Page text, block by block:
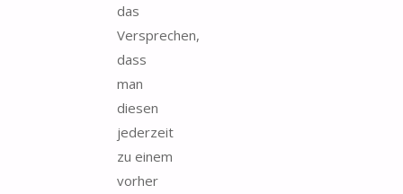
das
Versprechen,
dass
man
diesen
jederzeit
zu einem
vorher